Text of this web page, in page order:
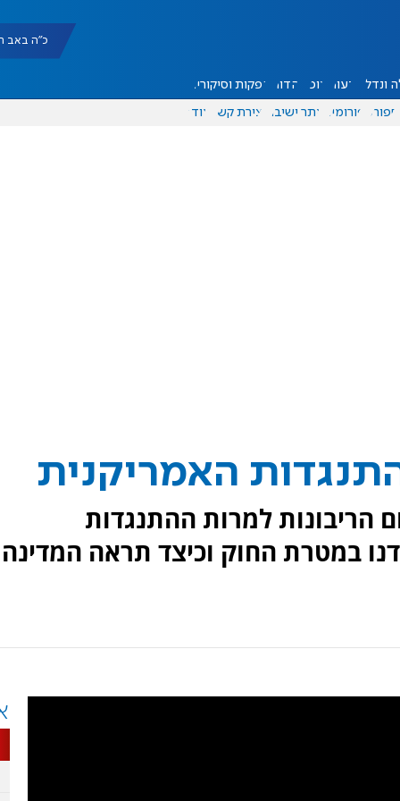
כ"ה באב תשפ"ו
ונדל"ן דעות אוכל יהדות הפקות וסיקורים
ספורט פורומים אתר ישיבה יצירת קשר עוד
האמריקנית
למרות ההתנגדות
במטרת החוק וכיצד תראה המדינה